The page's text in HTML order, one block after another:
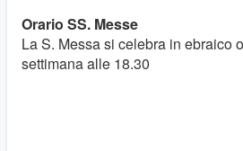
Orario SS. Messe
La S. Messa si celebra in ebraico
settimana alle 18.30